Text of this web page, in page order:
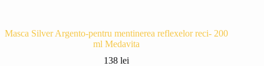
Masca Silver Argento-pentru mentinerea reflexelor reci- 200
ml Medavita
138 lei